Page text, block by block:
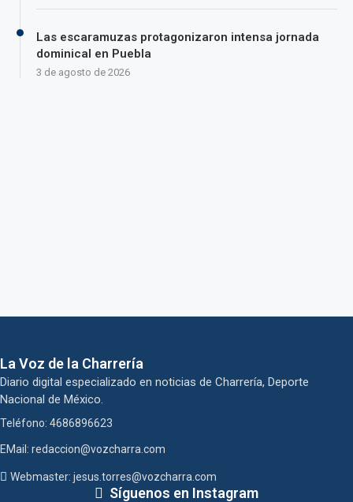
Las escaramuzas protagonizaron intensa jornada
dominical en Puebla
3 de agosto de 2026
La Voz de la Charrería
Diario digital especializado en noticias de Charrería, Deporte
Nacional de México.
Teléfono: 4686896623
EMail: redaccion@vozcharra.com
Webmaster: jesus.torres@vozcharra.com
Síguenos en Instagram